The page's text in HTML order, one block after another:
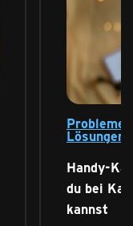
Probleme
Lösungen
Handy-
du bei
kannst